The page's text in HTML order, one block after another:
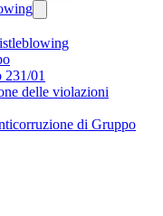
01
delle violazioni
di Gruppo